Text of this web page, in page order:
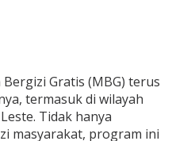
Gratis (MBG) terus
termasuk di wilayah
Tidak hanya
masyarakat, program ini